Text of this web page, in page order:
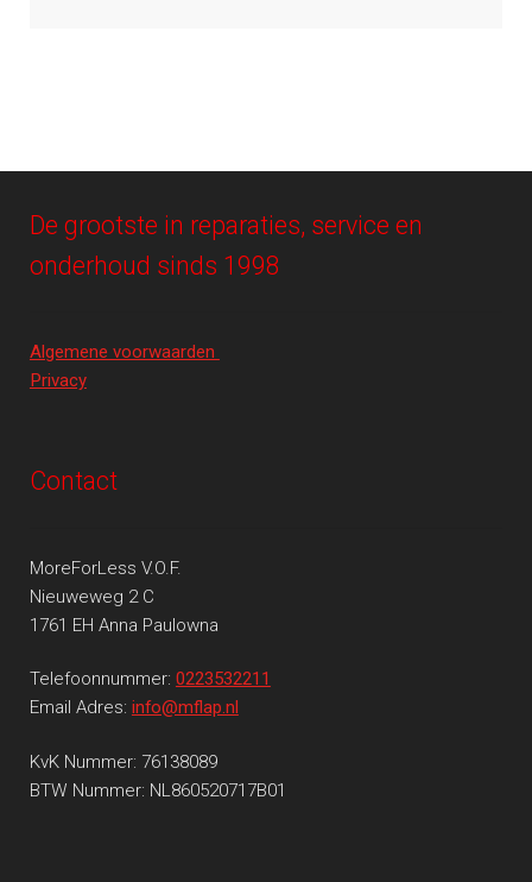
De grootste in reparaties, service en
onderhoud sinds 1998
Algemene voorwaarden
Privacy
Contact
MoreForLess V.O.F.
Nieuweweg 2 C
1761 EH Anna Paulowna
Telefoonnummer: 0223532211
Email Adres: info@mflap.nl
KvK Nummer: 76138089
BTW Nummer: NL860520717B01